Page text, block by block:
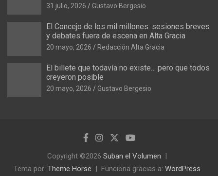
31 julio, 2026 Gustavo Bergesio
El Concejo de los mil millones: sesiones breves
y debates fuera de escena en Alta Gracia
20 mayo, 2026 Redacción Alta Gracia
El billete que todavía no existe… pero que todos
creyeron posible
20 mayo, 2026 Gustavo Bergesio
Copyright ©2026 Suban el Volumen
Tema por: Theme Horse Funciona gracias a: WordPress